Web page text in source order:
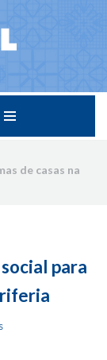
de casas na
para